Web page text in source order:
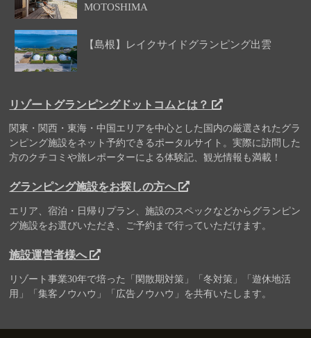
MOTOSHIMA
【島根】レイクサイドグランピング出雲
リゾートグランピングドットコムとは？
関東・関西・東海・中国エリアを中心とした国内の厳選されたグラ
ンピング施設をネット予約できるポータルサイト。実際に訪問した
方のクチコミや旅レポーターによる体験記、観光情報も満載！
グランピング施設をお探しの方へ
エリア、宿泊・日帰りプラン、施設のスペックなどからグランピン
グ施設をお選びいただき、ご予約まで行っていただけます。
施設運営者様へ
リゾート事業30年で培った「閑散期対策」「冬対策」「遊休地活
用」「集客ノウハウ」「広告ノウハウ」を共有いたします。